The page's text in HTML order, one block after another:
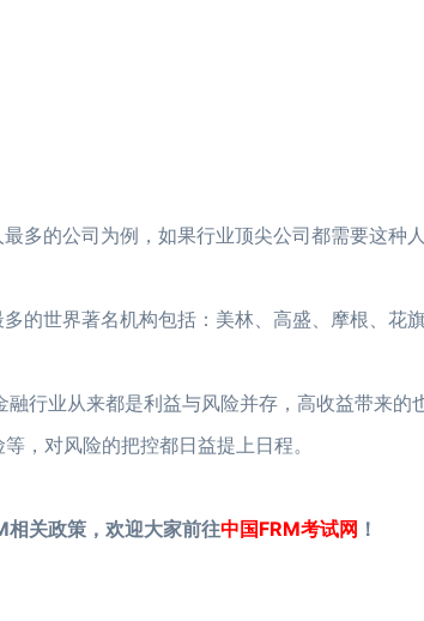
的公司为例，如果行业顶尖公司都需要这种人
世界著名机构包括：美林、高盛、摩根、花旗
融行业从来都是利益与风险并存，高收益带来
，对风险的把控都日益提上日程。
关政策，欢迎大家前往中国FRM考试网 ！